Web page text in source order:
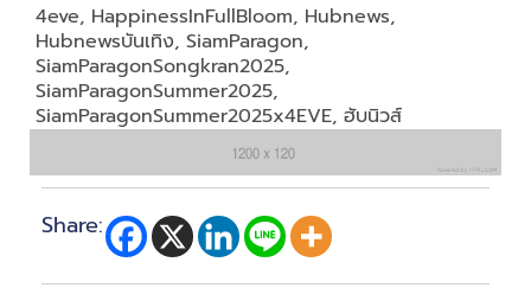
4eve, HappinessInFullBloom, Hubnews,
Hubnewsบันเทิง, SiamParagon,
SiamParagonSongkran2025,
SiamParagonSummer2025,
SiamParagonSummer2025x4EVE, ฮับนิวส์
Share: